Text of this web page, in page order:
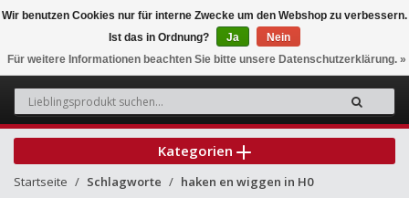
0
Kategorien
Startseite Schlagworte haken en wiggen in H0
Wir benutzen Cookies nur für interne Zwecke um den Webshop zu verbessern.
Ist das in Ordnung?
Ja
Nein
Für weitere Informationen beachten Sie bitte unsere Datenschutzerklärung. »